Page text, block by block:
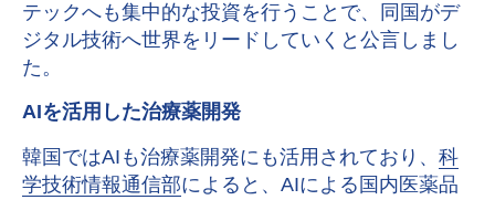
テックへも集中的な投資を行うことで、同国がデ
ジタル技術へ世界をリードしていくと公言しまし
た。
AIを活用した治療薬開発
韓国ではAIも治療薬開発にも活用されており、 科
学技術情報通信部によると、AIによる国内医薬品